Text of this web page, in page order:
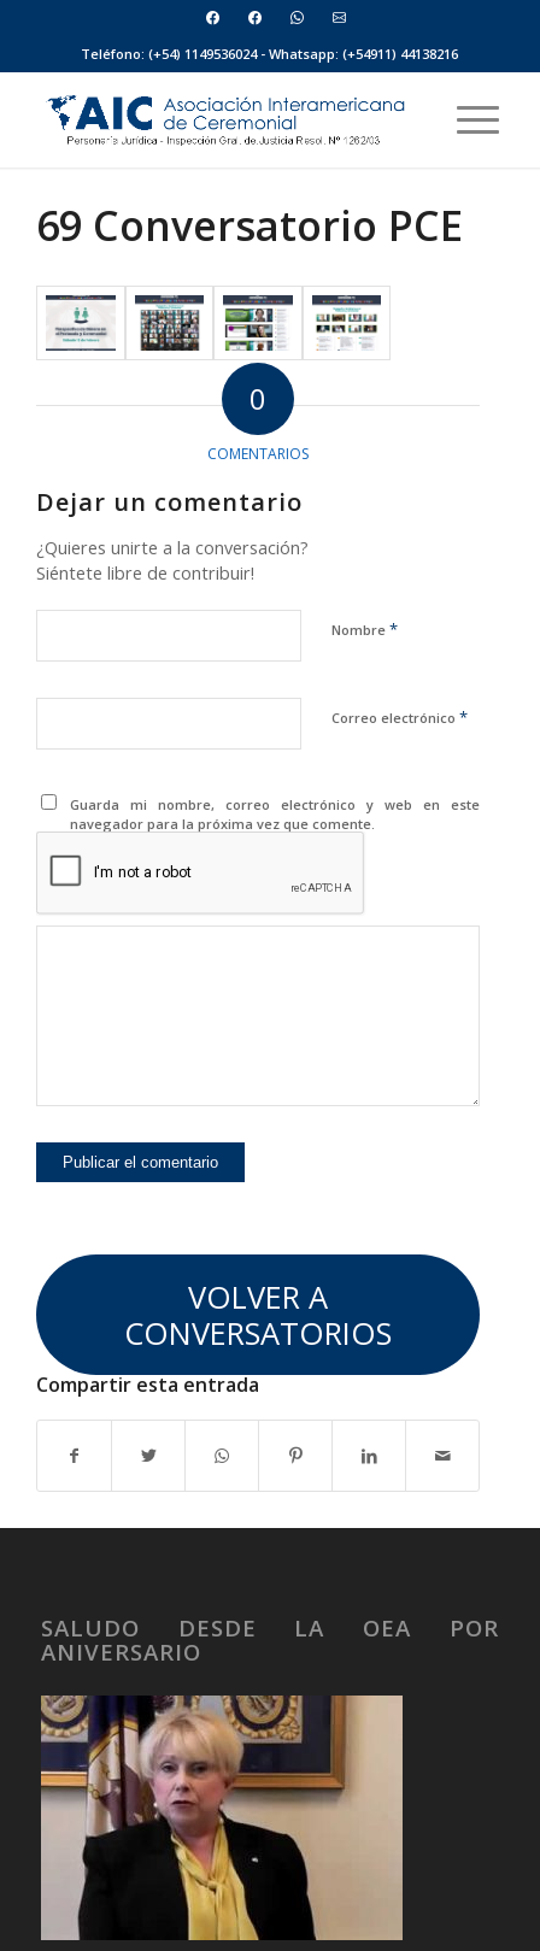
Teléfono: (+54) 1149536024 - Whatsapp: (+54911) 44138216
69 Conversatorio PCE
0
COMENTARIOS
Dejar un comentario
¿Quieres unirte a la conversación?
Siéntete libre de contribuir!
Nombre *
Correo electrónico *
Guarda mi nombre, correo electrónico y web en este
navegador para la próxima vez que comente.
VOLVER A
CONVERSATORIOS
Compartir esta entrada
SALUDO DESDE LA OEA POR
ANIVERSARIO